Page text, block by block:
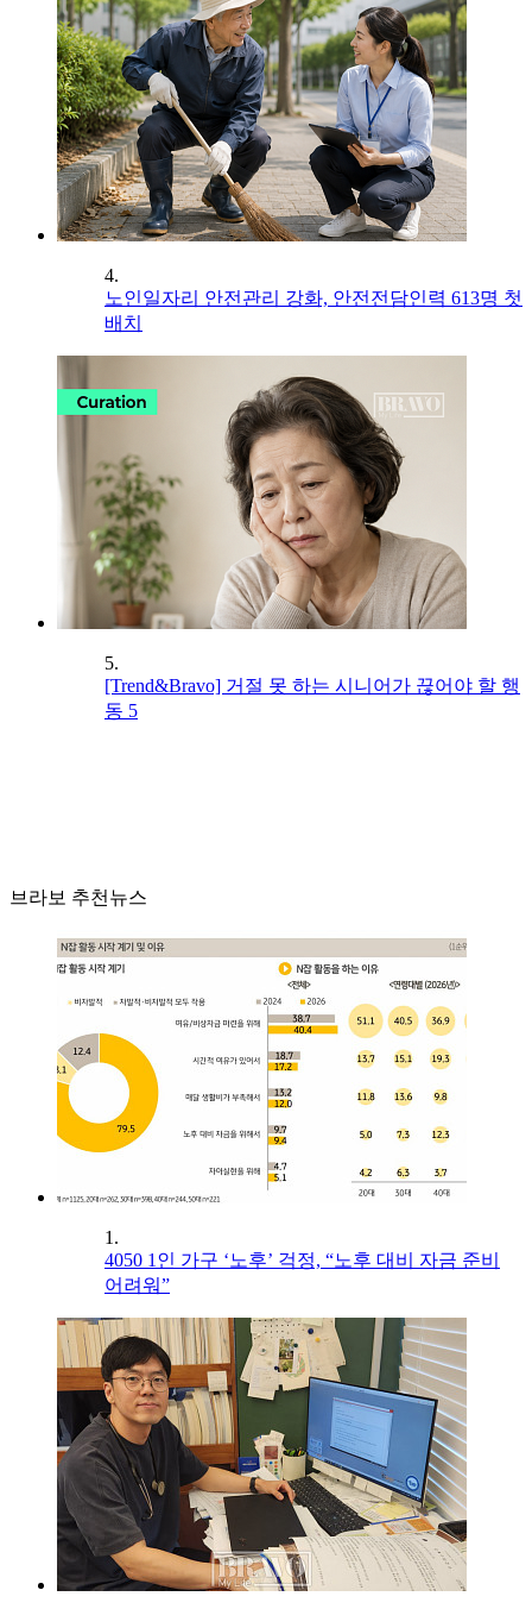
4.
노인일자리 안전관리 강화, 안전전담인력 613명 첫
배치
5.
[Trend&Bravo] 거절 못 하는 시니어가 끊어야 할 행
동 5
브라보 추천뉴스
1.
4050 1인 가구 ‘노후’ 걱정, “노후 대비 자금 준비
어려워”